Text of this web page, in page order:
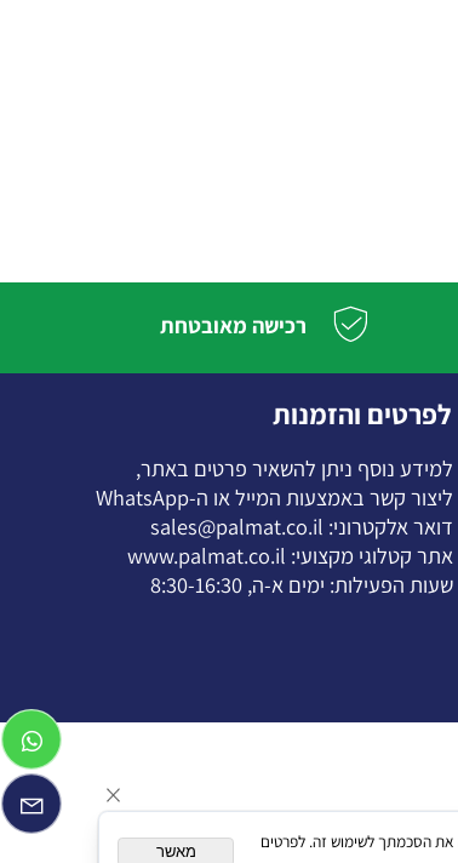
לפרטים והזמנות
למידע נוסף ניתן להשאיר פרטים באתר,
ליצור קשר באמצעות המייל או ה-WhatsApp
דואר אלקטרוני:sales@palmat.co.il